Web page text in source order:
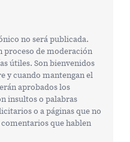
no será publicada.
proceso de moderación
útiles. Son bienvenidos
y cuando mantengan el
aprobados los
insultos o palabras
o a páginas que no
que hablen